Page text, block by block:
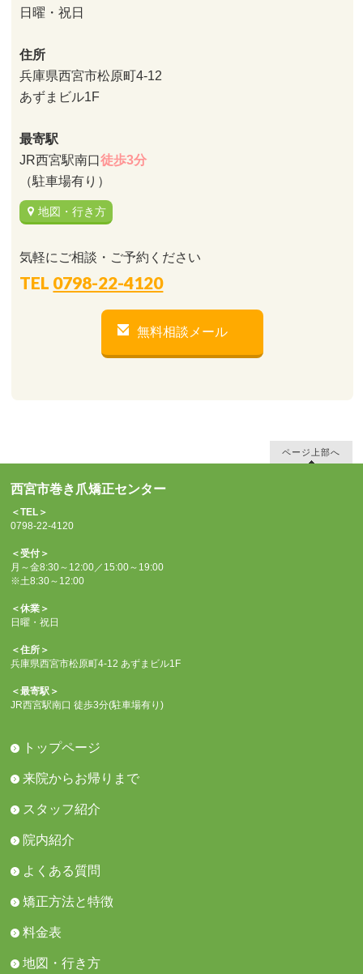
日曜・祝日
住所
兵庫県西宮市松原町4-12
あずまビル1F
最寄駅
JR西宮駅南口徒歩3分
（駐車場有り）
地図・行き方
気軽にご相談・ご予約ください
TEL 0798-22-4120
無料相談メール
ページ上部へ
西宮市巻き爪矯正センター
＜TEL＞
0798-22-4120
＜受付＞
月～金8:30～12:00／15:00～19:00
※土8:30～12:00
＜休業＞
日曜・祝日
＜住所＞
兵庫県西宮市松原町4-12 あずまビル1F
＜最寄駅＞
JR西宮駅南口 徒歩3分(駐車場有り)
トップページ
来院からお帰りまで
スタッフ紹介
院内紹介
よくある質問
矯正方法と特徴
料金表
地図・行き方